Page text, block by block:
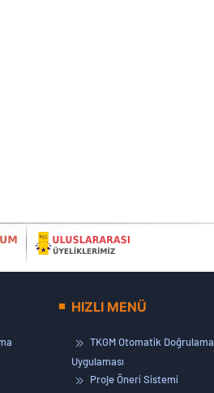
HIZLI MENÜ
TKGM Otomatik Doğrulama
Uygulaması
Proje Öneri Sistemi